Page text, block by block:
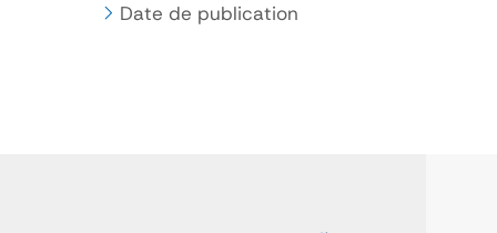
Date de publication